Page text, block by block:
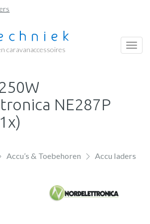
caravanaccessoires
NE287P
Accu’s & Toebehoren Accu laders